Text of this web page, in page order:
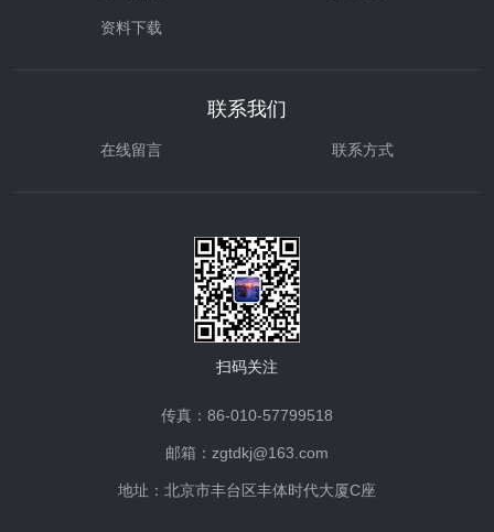
资料下载
联系我们
在线留言 联系方式
扫码关注
传真：86-010-57799518
邮箱：zgtdkj@163.com
地址：北京市丰台区丰体时代大厦C座